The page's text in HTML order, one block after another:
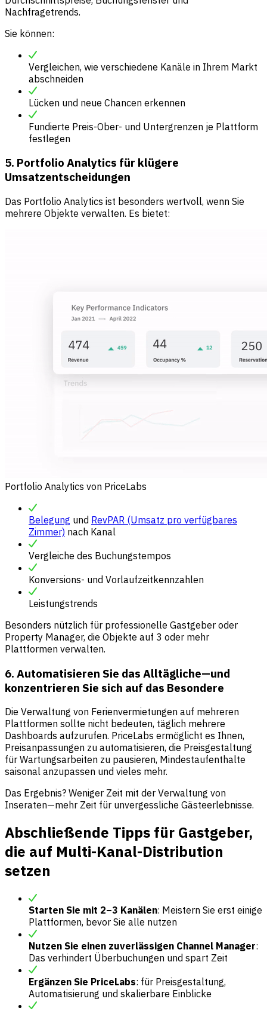
Nachfragetrends.
Sie können:
Vergleichen, wie verschiedene Kanäle in Ihrem Markt
abschneiden
Lücken und neue Chancen erkennen
Fundierte Preis-Ober- und Untergrenzen je Plattform
festlegen
5. Portfolio Analytics für klügere
Umsatzentscheidungen
Das Portfolio Analytics ist besonders wertvoll, wenn Sie
mehrere Objekte verwalten. Es bietet:
Portfolio Analytics von PriceLabs
Belegung und RevPAR (Umsatz pro verfügbares
Zimmer) nach Kanal
Vergleiche des Buchungstempos
Konversions- und Vorlaufzeitkennzahlen
Leistungstrends
Besonders nützlich für professionelle Gastgeber oder
Property Manager, die Objekte auf 3 oder mehr
Plattformen verwalten.
6. Automatisieren Sie das Alltägliche—und
konzentrieren Sie sich auf das Besondere
Die Verwaltung von Ferienvermietungen auf mehreren
Plattformen sollte nicht bedeuten, täglich mehrere
Dashboards aufzurufen. PriceLabs ermöglicht es Ihnen,
Preisanpassungen zu automatisieren, die Preisgestaltung
für Wartungsarbeiten zu pausieren, Mindestaufenthalte
saisonal anzupassen und vieles mehr.
Das Ergebnis? Weniger Zeit mit der Verwaltung von
Inseraten—mehr Zeit für unvergessliche Gästeerlebnisse.
Abschließende Tipps für Gastgeber,
die auf Multi-Kanal-Distribution
setzen
Starten Sie mit 2–3 Kanälen: Meistern Sie erst einige
Plattformen, bevor Sie alle nutzen
Nutzen Sie einen zuverlässigen Channel Manager:
Das verhindert Überbuchungen und spart Zeit
Ergänzen Sie PriceLabs: für Preisgestaltung,
Automatisierung und skalierbare Einblicke